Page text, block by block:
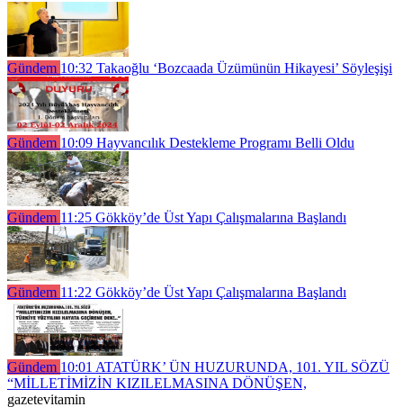
Gündem 10:32 Takaoğlu ‘Bozcaada Üzümünün Hikayesi’ Söyleşişi
Gündem 10:09 Hayvancılık Destekleme Programı Belli Oldu
Gündem 11:25 Gökköy’de Üst Yapı Çalışmalarına Başlandı
Gündem 11:22 Gökköy’de Üst Yapı Çalışmalarına Başlandı
Gündem 10:01 ATATÜRK’ ÜN HUZURUNDA, 101. YIL SÖZÜ
“MİLLETİMİZİN KIZILELMASINA DÖNÜŞEN,
gazetevitamin